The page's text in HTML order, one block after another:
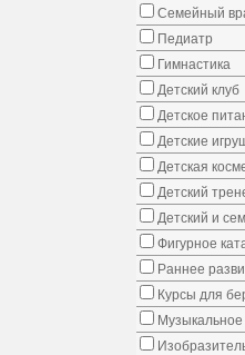
Семейный
Педиатр
Гимнастика
Детский клуб
Детское
Детские
Детская
Детский
Детский и
Фигурное
Раннее
Курсы для